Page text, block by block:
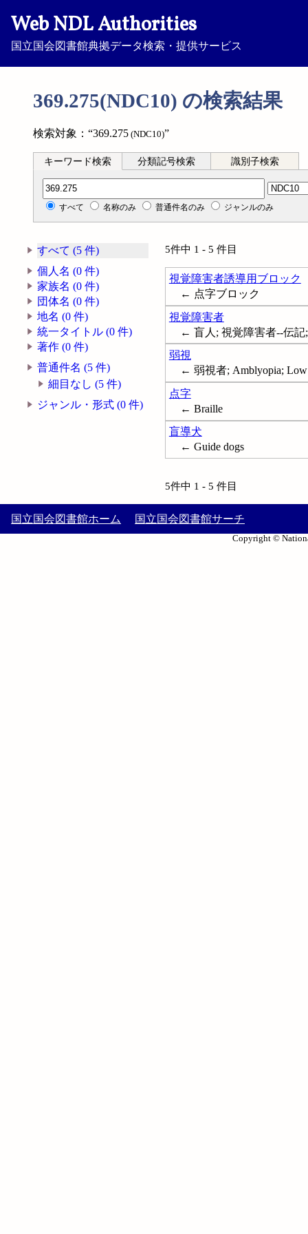
Web NDL Authorities
国立国会図書館典拠データ検索・提供サービス
369.275(NDC10) の検索結果
検索対象：“369.275 (NDC10)”
キーワード検索 分類記号検索 識別子検索
分類記号検索
すべて 名称のみ 普通件名のみ ジャンルのみ
すべて (5 件)
個人名 (0 件)
家族名 (0 件)
団体名 (0 件)
地名 (0 件)
統一タイトル (0 件)
著作 (0 件)
普通件名 (5 件)
細目なし (5 件)
ジャンル・形式 (0 件)
5件中 1 - 5 件目
視覚障害者誘導用ブロック
← 点字ブロック
視覚障害者
← 盲人; 視覚障害者--伝記;
弱視
← 弱視者; Amblyopia; Low
点字
← Braille
盲導犬
← Guide dogs
5件中 1 - 5 件目
国立国会図書館ホーム 国立国会図書館サーチ
Copyright ©